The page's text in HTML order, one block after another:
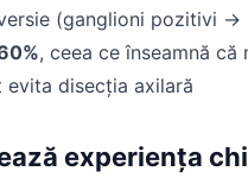
(ganglioni pozitivi →
, ceea ce înseamnă că
evita disecția axilară
experiența